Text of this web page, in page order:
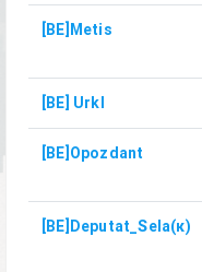
[BE]Metis
[BE] Urkl
[BE]Opozdant
[BE]Deputat_Sela(к)